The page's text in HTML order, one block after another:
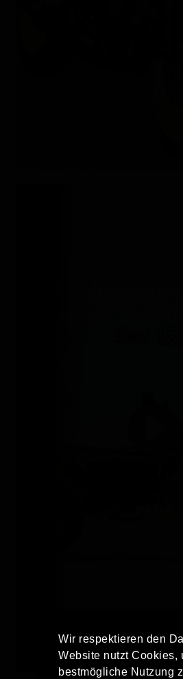
Wir respektieren den
Website nutzt Cookies,
bestmögliche Nutzung